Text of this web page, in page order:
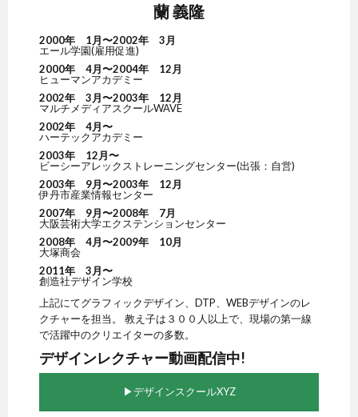
蘭 義隆
2000年 1月〜2002年 3月
エール学園(雇用促進)
2000年 4月〜2004年 12月
ヒューマンアカデミー
2002年 3月〜2003年 12月
マルチメディアスクールWAVE
2002年 4月〜
ハーテックアカデミー
2003年 12月〜
ビーシーアレックストレーニングセンター(出張：自営)
2003年 9月〜2003年 12月
伊丹市産業情報センター
2007年 9月〜2008年 7月
大阪芸術大学エクステンションセンター
2008年 4月〜2009年 10月
大塚商会
2011年 3月〜
創造社デザイン学校
上記にてグラフィックデザイン、DTP、WEBデザインのレ
クチャーを担当。 教え子は３００人以上で、現場の第一線
で活躍中のクリエイターの多数。
デザインレクチャー動画配信中!
▶︎デザインスクールXYZ